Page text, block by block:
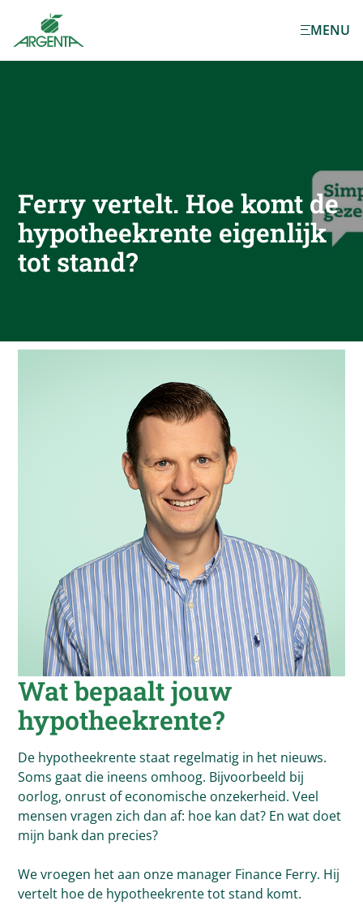
Ga naar de
hoofdinhoud
MENU
Ferry vertelt. Hoe komt de
hypotheekrente eigenlijk
tot stand?
Wat bepaalt jouw
hypotheekrente?
De hypotheekrente staat regelmatig in het nieuws.
Soms gaat die ineens omhoog. Bijvoorbeeld bij
oorlog, onrust of economische onzekerheid. Veel
mensen vragen zich dan af: hoe kan dat? En wat doet
mijn bank dan precies?
We vroegen het aan onze manager Finance Ferry. Hij
vertelt hoe de hypotheekrente tot stand komt.